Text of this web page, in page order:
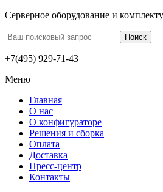
Серверное оборудование и
+7(495) 929-71-43
Меню
Главная
О нас
О конфигураторе
Решения и сборка
Оплата
Доставка
Пресс-центр
Контакты